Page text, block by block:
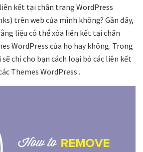
kết tại chân trang WordPress
trên web của mình không? Gần đây,
liệu có thể xóa liên kết tại chân
WordPress của họ hay không. Trong
chỉ cho bạn cách loại bỏ các liên kết
Themes WordPress .